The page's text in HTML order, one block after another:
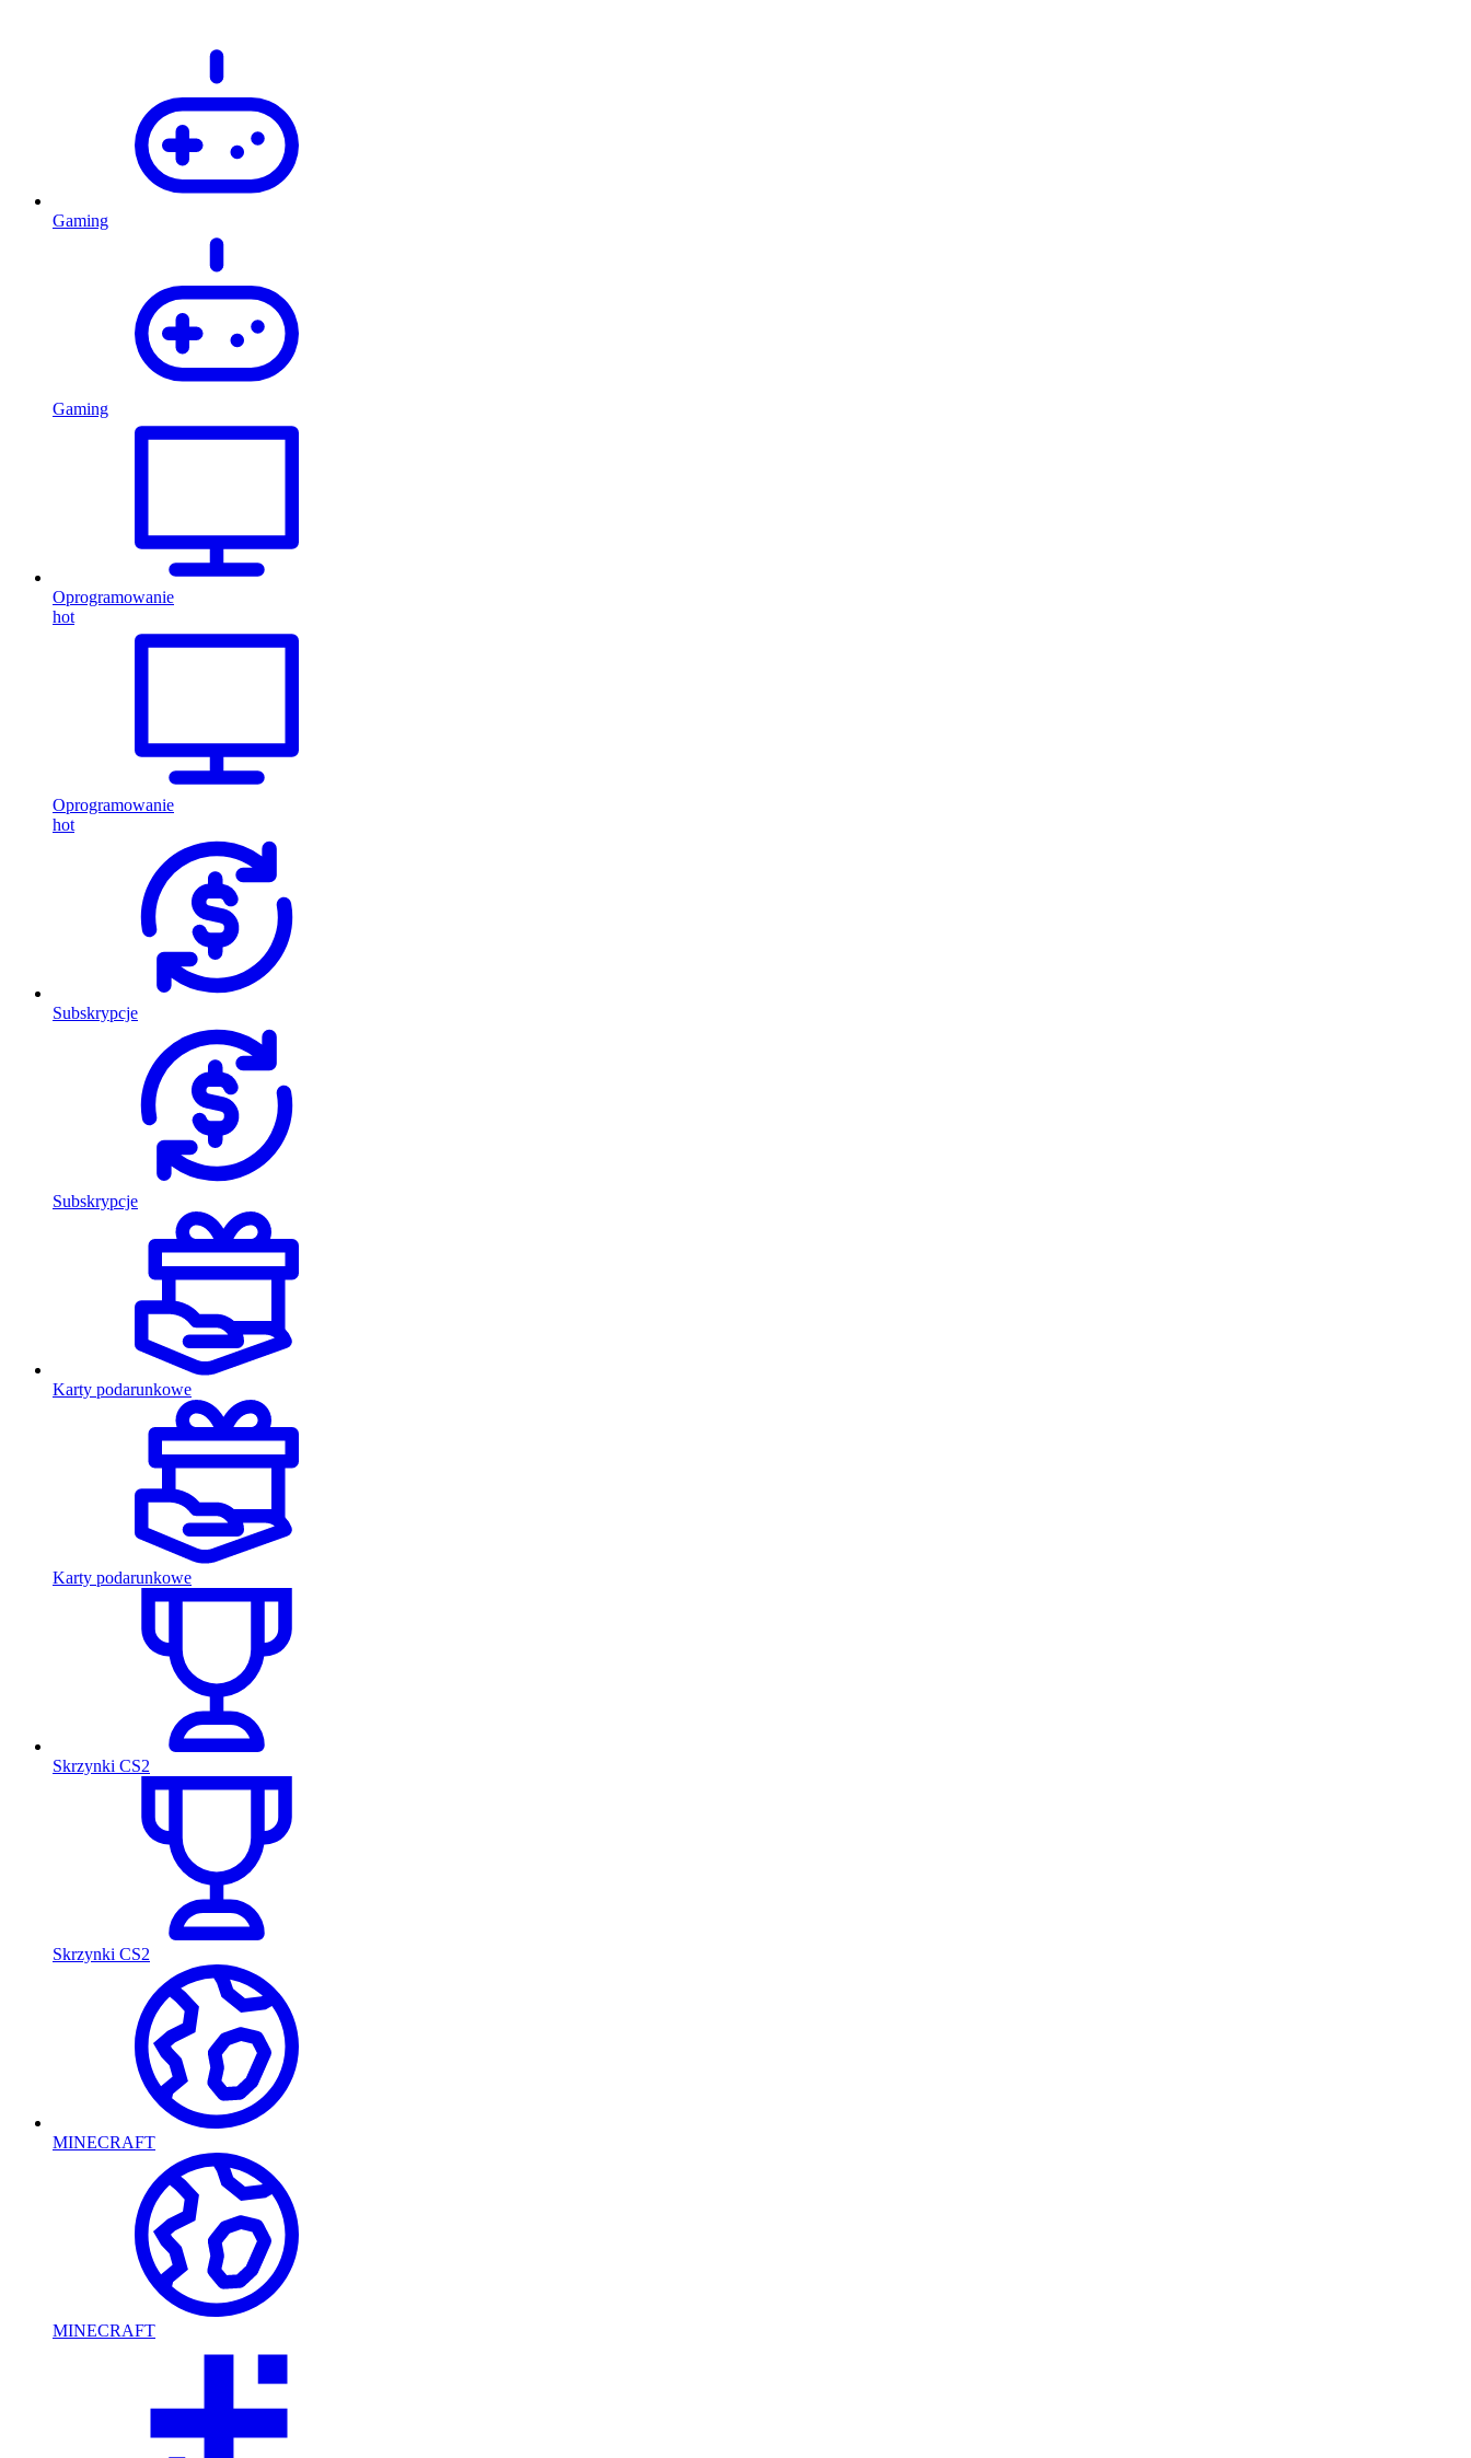
Gaming
Gaming
Oprogramowanie
hot
Oprogramowanie
hot
Subskrypcje
Subskrypcje
Karty podarunkowe
Karty podarunkowe
Skrzynki CS2
Skrzynki CS2
MINECRAFT
MINECRAFT